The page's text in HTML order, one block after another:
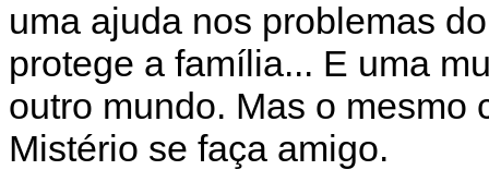
uma ajuda nos problemas
protege a família... E uma
outro mundo. Mas o mesmo
Mistério se faça amigo.